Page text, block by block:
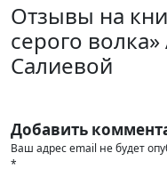
Отзывы на
серого
Салиевой
Добавить
Ваш адрес email не будет
*